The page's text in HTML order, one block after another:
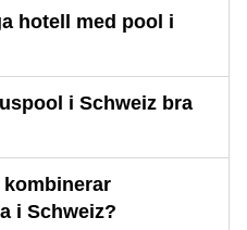
hotell med pool i
i Schweiz bra
i Schweiz?